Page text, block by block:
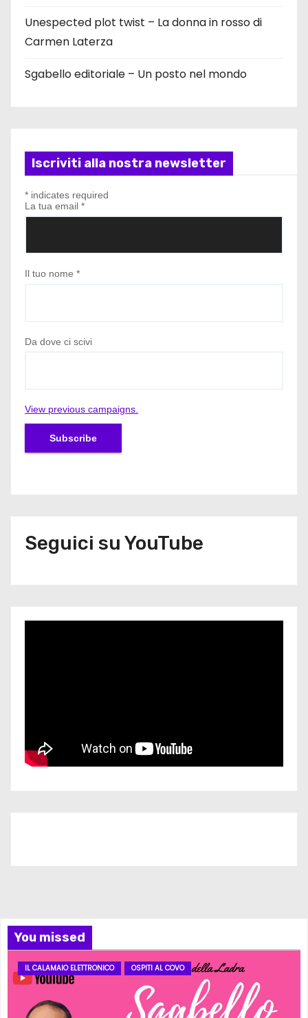
Unespected plot twist – La donna in rosso di
Carmen Laterza
Sgabello editoriale – Un posto nel mondo
Iscriviti alla nostra newsletter
* indicates required
La tua email *
Il tuo nome *
Da dove ci scivi
View previous campaigns.
Seguici su YouTube
You missed
IL CALAMAIO ELETTRONICO OSPITI AL COVO